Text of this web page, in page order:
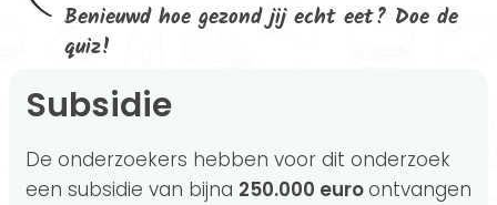
Benieuwd hoe gezond jij echt eet? Doe de
quiz!
Subsidie
De onderzoekers hebben voor dit onderzoek
een subsidie van bijna 250.000 euroontvangen